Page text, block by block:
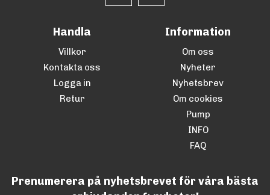
Handla
Villkor
Kontakta oss
Logga in
Retur
Information
Om oss
Nyheter
Nyhetsbrev
Om cookies
Pump
INFO
FAQ
Prenumerera på nyhetsbrevet för våra bästa